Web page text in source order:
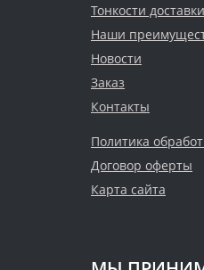
Тонкости
Наши
Новости
Заказ
Контакты
Политика
Договор оферты
Карта сайта